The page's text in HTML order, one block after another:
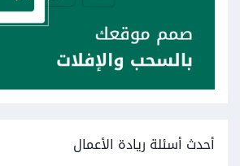
أحدث أسئلة ريادة الأعمال